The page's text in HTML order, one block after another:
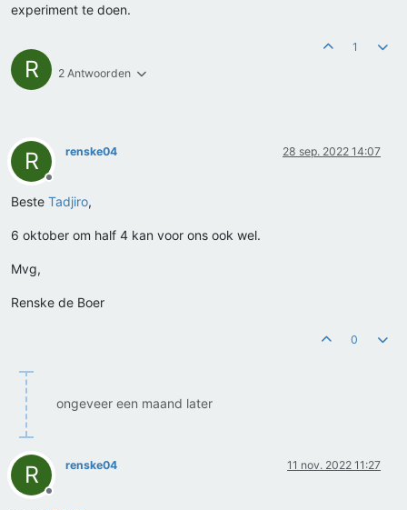
experiment te doen.
R 2 Antwoorden
1
R
Offline
renske04 28 sep. 2022 14:07
Beste Tadjiro,
6 oktober om half 4 kan voor ons ook wel.
Mvg,
Renske de Boer
0
ongeveer een maand later
R
Offline
renske04 11 nov. 2022 11:27